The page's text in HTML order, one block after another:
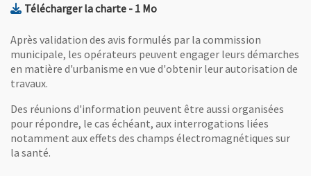
Télécharger la charte, Fichier au format Pdf
- 1 Mo, Ouvre une nouvelle fenêtre
Après validation des avis formulés par la commission
municipale, les opérateurs peuvent engager leurs démarches
en matière d'urbanisme en vue d'obtenir leur autorisation de
travaux.
Des réunions d'information peuvent être aussi organisées
pour répondre, le cas échéant, aux interrogations liées
notamment aux effets des champs électromagnétiques sur
la santé.